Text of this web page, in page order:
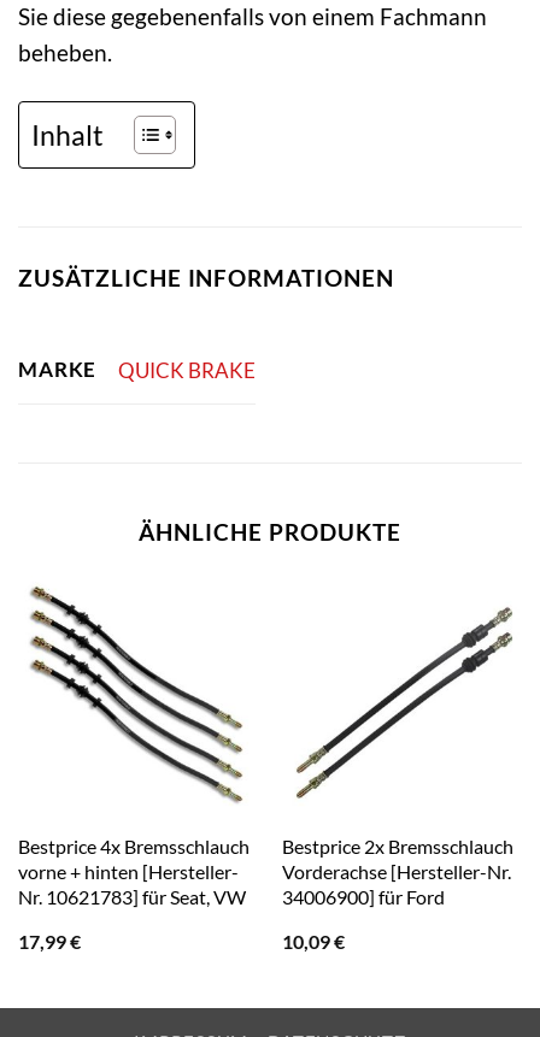
Sie diese gegebenenfalls von einem Fachmann
beheben.
Inhalt
ZUSÄTZLICHE INFORMATIONEN
MARKE QUICK BRAKE
ÄHNLICHE PRODUKTE
Bestprice 4x Bremsschlauch
vorne + hinten [Hersteller-
Nr. 10621783] für Seat, VW
17,99€
Bestprice 2x Bremsschlauch
Vorderachse [Hersteller-Nr.
34006900] für Ford
10,09€